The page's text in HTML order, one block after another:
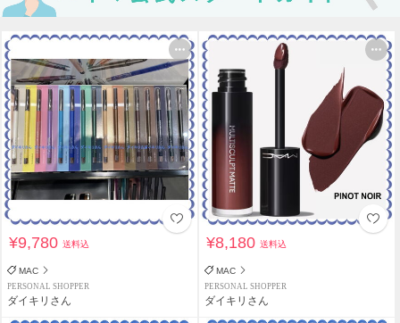
¥9,780送料込
MAC
PERSONAL SHOPPER
ダイキリさん
¥8,180送料込
MAC
PERSONAL SHOPPER
ダイキリさん